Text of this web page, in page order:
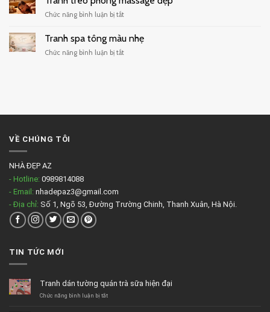
treo
quán
đẹp
Chức năng bình luận bị tắtở
treo
phòng
massage
Tranh spa tông màu nhẹ
Chức năng bình luận bị tắtở
VỀ CHÚNG TÔI
NHÀ ĐẸP AZ
- Hotline: 0989814088
- Email: nhadepaz3@gmail.com
- Địa chỉ: Số 1, Ngõ 53, Đường Trường Chinh, Thanh Xuân, Hà Nội.
TIN TỨC MỚI
Tranh dán tường quán trà sữa hiện đại
Chức năng bình luận bị tắtở